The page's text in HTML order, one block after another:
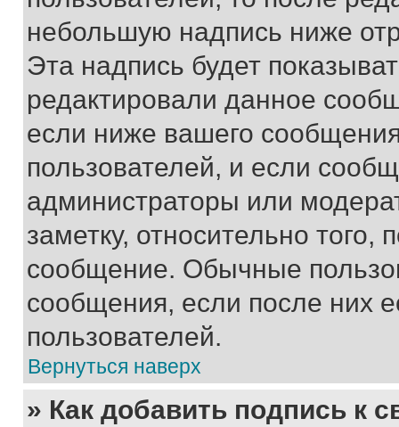
небольшую надпись ниже
Эта надпись будет
редактировали данное
если ниже вашего
пользователей, и если
администраторы или
заметку, относительно
сообщение. Обычные
сообщения, если после них
пользователей.
Вернуться наверх
» Как добавить подпись к